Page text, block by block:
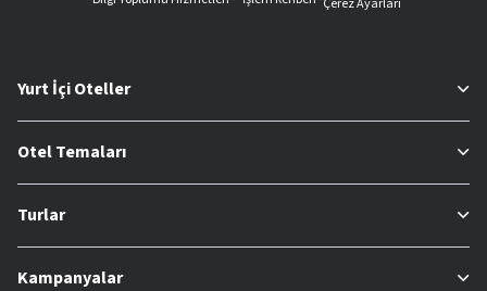
Yurt İçi Oteller
Otel Temaları
Turlar
Kampanyalar